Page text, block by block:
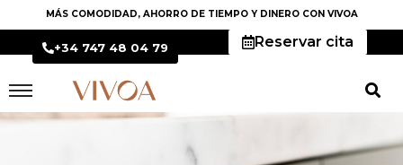
MÁS COMODIDAD, AHORRO DE TIEMPO Y DINERO CON VIVOA
+34 747 48 04 79 Reservar cita